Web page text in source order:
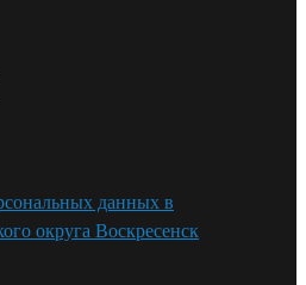
данных в
округа Воскресенск